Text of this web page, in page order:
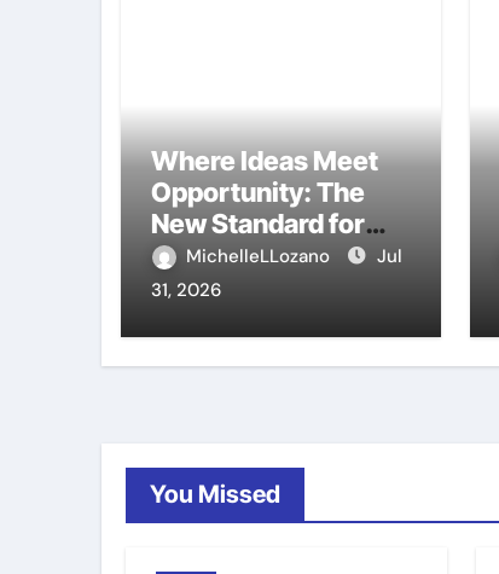
Where Ideas Meet
Opportunity: The
New Standard for
Meeting Rooms in
Medellín
MichelleLLozano
Jul
31, 2026
You Missed